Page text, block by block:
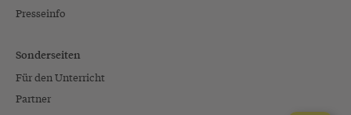
Presseinfo
Sonderseiten
Für den Unterricht
Partner